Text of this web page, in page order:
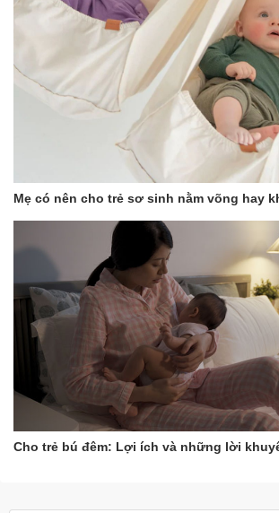
Mẹ có nên cho trẻ sơ sinh nằm võng hay
Cho trẻ bú đêm: Lợi ích và những lời